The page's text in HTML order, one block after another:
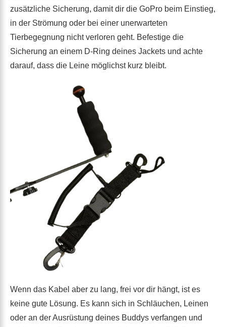
zusätzliche Sicherung, damit dir die GoPro beim Einstieg,
in der Strömung oder bei einer unerwarteten
Tierbegegnung nicht verloren geht. Befestige die
Sicherung an einem D-Ring deines Jackets und achte
darauf, dass die Leine möglichst kurz bleibt.
Wenn das Kabel aber zu lang, frei vor dir hängt, ist es
keine gute Lösung. Es kann sich in Schläuchen, Leinen
oder an der Ausrüstung deines Buddys verfangen und